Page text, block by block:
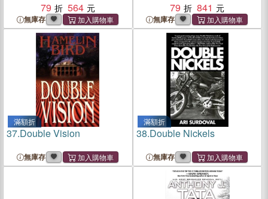
79
564
無庫存
79
841
無庫存
滿額折
37.Double Vision
無庫存
滿額折
38.Double Nickels
無庫存